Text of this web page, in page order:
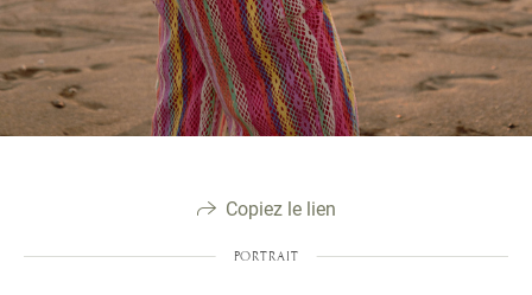
Copiez le lien
PORTRAIT